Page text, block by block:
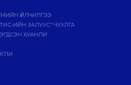
ҮЙЛЧИЛГЭЭ
ИЙН ЗАЛУУС" ЧУУЛГА
ХУАНЛИ